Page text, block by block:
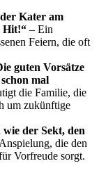
Kater am
Hit!“ – Ein
Feiern, die oft
guten Vorsätze
mal
die Familie, die
um zukünftige
wie der Sekt, den
die den
Vorfreude sorgt.